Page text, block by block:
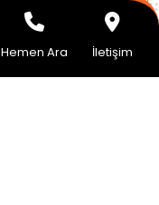
Hemen Ara İletişim